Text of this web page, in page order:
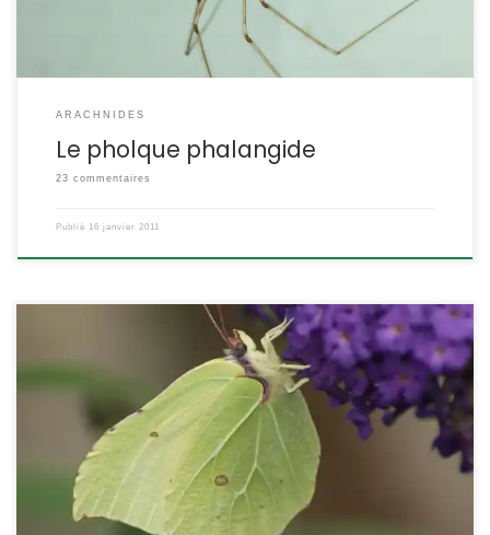
ARACHNIDES
Le pholque phalangide
23 commentaires
Publié 16 janvier 2011
C’est l’un des tout premiers papillons de l’année. D’une belle
couleur jaune uniforme, il n’est guère difficile à reconnaitre.
Gonepteryx rhamni POSITION SYSTÉMATIQUE : Insecte Lépidoptère
Famille des Pieridae ETYMOLOGIE : Gonepteryx : aile anguleuse, et
rhamni = du nerprun ou de la bourdaine les anglais l’appellent
« brimstone », c’est à dire le « soufre ». DESCRIPTION : […]